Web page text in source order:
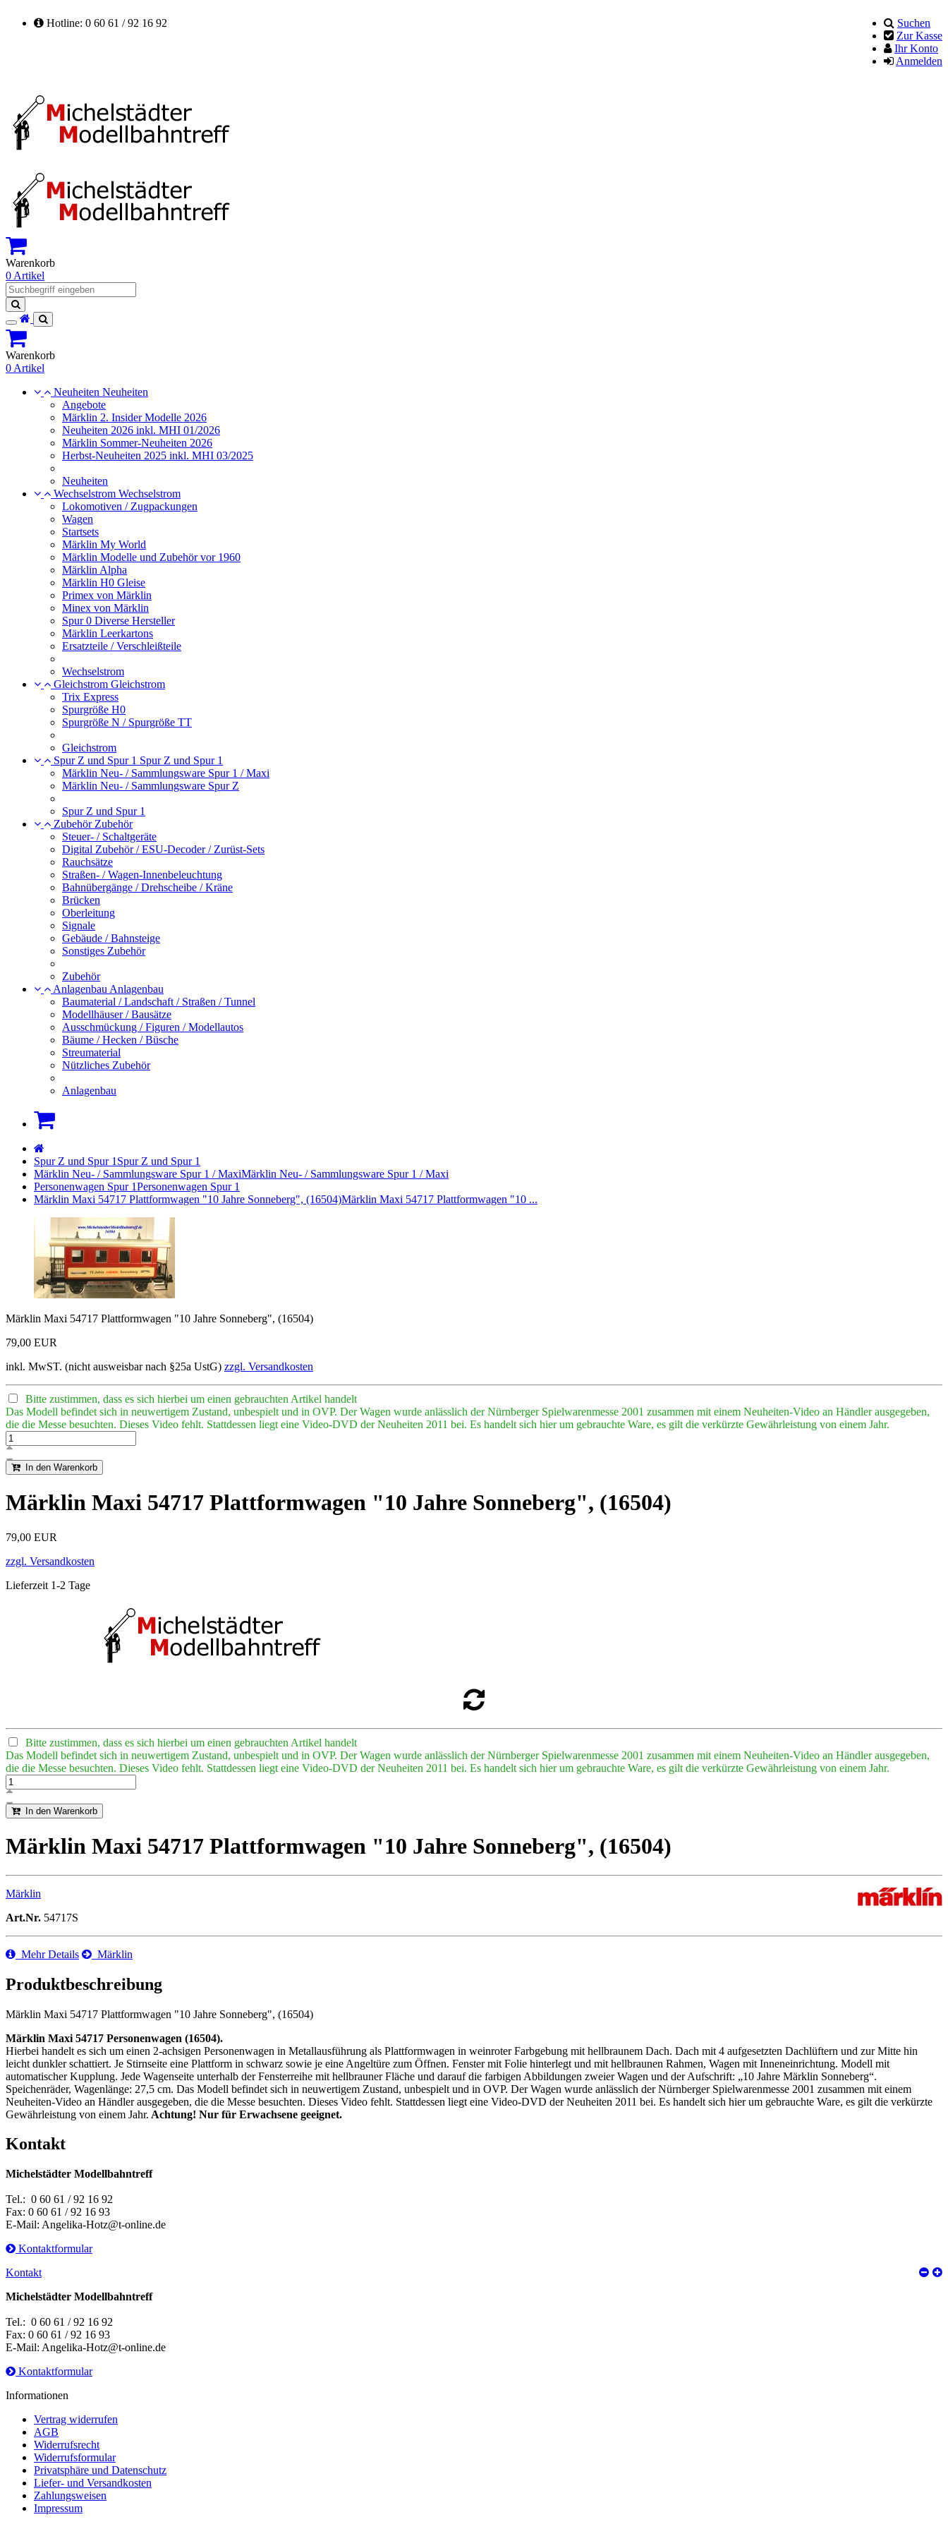
Hotline: 0 60 61 / 92 16 92
Suchen
Zur Kasse
Ihr Konto
Anmelden
Warenkorb
0 Artikel
Suchen
Toggle
navigation
Warenkorb
0 Artikel
Neuheiten Neuheiten
Angebote
Märklin 2. Insider Modelle 2026
Neuheiten 2026 inkl. MHI 01/2026
Märklin Sommer-Neuheiten 2026
Herbst-Neuheiten 2025 inkl. MHI 03/2025
Neuheiten
Wechselstrom Wechselstrom
Lokomotiven / Zugpackungen
Wagen
Startsets
Märklin My World
Märklin Modelle und Zubehör vor 1960
Märklin Alpha
Märklin H0 Gleise
Primex von Märklin
Minex von Märklin
Spur 0 Diverse Hersteller
Märklin Leerkartons
Ersatzteile / Verschleißteile
Wechselstrom
Gleichstrom Gleichstrom
Trix Express
Spurgröße H0
Spurgröße N / Spurgröße TT
Gleichstrom
Spur Z und Spur 1 Spur Z und Spur 1
Märklin Neu- / Sammlungsware Spur 1 / Maxi
Märklin Neu- / Sammlungsware Spur Z
Spur Z und Spur 1
Zubehör Zubehör
Steuer- / Schaltgeräte
Digital Zubehör / ESU-Decoder / Zurüst-Sets
Rauchsätze
Straßen- / Wagen-Innenbeleuchtung
Bahnübergänge / Drehscheibe / Kräne
Brücken
Oberleitung
Signale
Gebäude / Bahnsteige
Sonstiges Zubehör
Zubehör
Anlagenbau Anlagenbau
Baumaterial / Landschaft / Straßen / Tunnel
Modellhäuser / Bausätze
Ausschmückung / Figuren / Modellautos
Bäume / Hecken / Büsche
Streumaterial
Nützliches Zubehör
Anlagenbau
Warenkorb
Spur Z und Spur 1 Spur Z und Spur 1
Märklin Neu- / Sammlungsware Spur 1 / MaxiMärklin Neu- / Sammlungsware Spur 1 / Maxi
Personenwagen Spur 1Personenwagen Spur 1
Märklin Maxi 54717 Plattformwagen "10 Jahre Sonneberg", (16504)Märklin Maxi 54717 Plattformwagen "10 ...
Märklin Maxi 54717 Plattformwagen "10 Jahre Sonneberg", (16504)
79,00 EUR
inkl. MwST. (nicht ausweisbar nach §25a UstG) zzgl. Versandkosten
Bitte zustimmen, dass es sich hierbei um einen gebrauchten Artikel handelt
Das Modell befindet sich in neuwertigem Zustand, unbespielt und in OVP. Der Wagen wurde anlässlich der Nürnberger Spielwarenmesse 2001 zusammen mit einem Neuheiten-Video an Händler ausgegeben,
die die Messe besuchten. Dieses Video fehlt. Stattdessen liegt eine Video-DVD der Neuheiten 2011 bei. Es handelt sich hier um gebrauchte Ware, es gilt die verkürzte Gewährleistung von einem Jahr.
In den Warenkorb
Märklin Maxi 54717 Plattformwagen "10 Jahre Sonneberg", (16504)
79,00 EUR
zzgl. Versandkosten
Lieferzeit 1-2 Tage
Bitte zustimmen, dass es sich hierbei um einen gebrauchten Artikel handelt
Das Modell befindet sich in neuwertigem Zustand, unbespielt und in OVP. Der Wagen wurde anlässlich der Nürnberger Spielwarenmesse 2001 zusammen mit einem Neuheiten-Video an Händler ausgegeben,
die die Messe besuchten. Dieses Video fehlt. Stattdessen liegt eine Video-DVD der Neuheiten 2011 bei. Es handelt sich hier um gebrauchte Ware, es gilt die verkürzte Gewährleistung von einem Jahr.
In den Warenkorb
Märklin Maxi 54717 Plattformwagen "10 Jahre Sonneberg", (16504)
Märklin
Art.Nr. 54717S
Mehr Details Märklin
Produktbeschreibung
Märklin Maxi 54717 Plattformwagen "10 Jahre Sonneberg", (16504)
Märklin Maxi 54717 Personenwagen (16504).
Hierbei handelt es sich um einen 2-achsigen Personenwagen in Metallausführung als Plattformwagen in weinroter Farbgebung mit hellbraunem Dach. Dach mit 4 aufgesetzten Dachlüftern und zur Mitte hin
leicht dunkler schattiert. Je Stirnseite eine Plattform in schwarz sowie je eine Angeltüre zum Öffnen. Fenster mit Folie hinterlegt und mit hellbraunen Rahmen, Wagen mit Inneneinrichtung. Modell mit
automatischer Kupplung. Jede Wagenseite unterhalb der Fensterreihe mit hellbrauner Fläche und darauf die farbigen Abbildungen zweier Wagen und der Aufschrift: „10 Jahre Märklin Sonneberg“.
Speichenräder, Wagenlänge: 27,5 cm. Das Modell befindet sich in neuwertigem Zustand, unbespielt und in OVP. Der Wagen wurde anlässlich der Nürnberger Spielwarenmesse 2001 zusammen mit einem
Neuheiten-Video an Händler ausgegeben, die die Messe besuchten. Dieses Video fehlt. Stattdessen liegt eine Video-DVD der Neuheiten 2011 bei. Es handelt sich hier um gebrauchte Ware, es gilt die verkürzte
Gewährleistung von einem Jahr. Achtung! Nur für Erwachsene geeignet.
Kontakt
Michelstädter Modellbahntreff
Tel.: 0 60 61 / 92 16 92
Fax: 0 60 61 / 92 16 93
E-Mail: Angelika-Hotz@t-online.de
Kontaktformular
Kontakt
Michelstädter Modellbahntreff
Tel.: 0 60 61 / 92 16 92
Fax: 0 60 61 / 92 16 93
E-Mail: Angelika-Hotz@t-online.de
Kontaktformular
Informationen
Vertrag widerrufen
AGB
Widerrufsrecht
Widerrufsformular
Privatsphäre und Datenschutz
Liefer- und Versandkosten
Zahlungsweisen
Impressum